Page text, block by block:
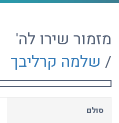
מזמור שירו לה'
/ שלמה קרליבך
סולם